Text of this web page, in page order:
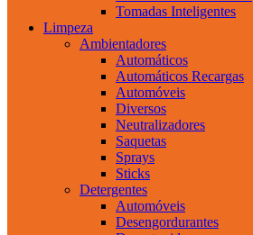
Tomadas Inteligentes
Limpeza
Ambientadores
Automáticos
Automáticos Recargas
Automóveis
Diversos
Neutralizadores
Saquetas
Sprays
Sticks
Detergentes
Automóveis
Desengordurantes